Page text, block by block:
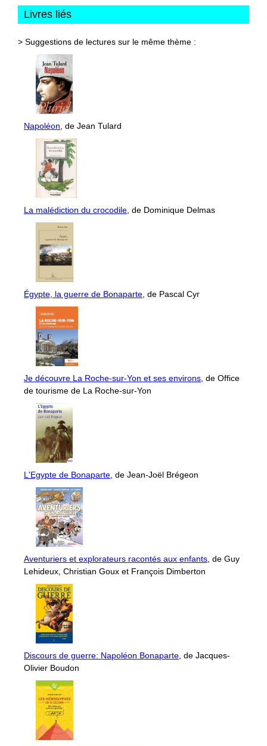
Livres liés
> Suggestions de lectures sur le même thème :
Napoléon , de Jean Tulard
La malédiction du crocodile , de Dominique Delmas
Égypte, la guerre de Bonaparte , de Pascal Cyr
Je découvre La Roche-sur-Yon et ses environs , de Office
de tourisme de La Roche-sur-Yon
L'Egypte de Bonaparte , de Jean-Joël Brégeon
Aventuriers et explorateurs racontés aux enfants , de Guy
Lehideux, Christian Goux et François Dimberton
Discours de guerre: Napoléon Bonaparte , de Jacques-
Olivier Boudon